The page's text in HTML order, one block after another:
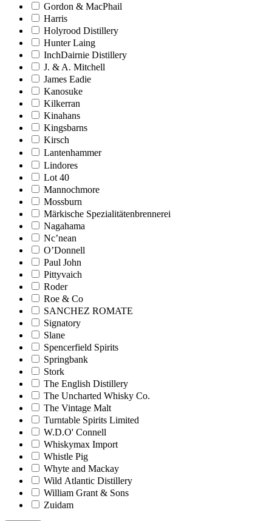
Gordon & MacPhail
Harris
Holyrood Distillery
Hunter Laing
InchDairnie Distillery
J. & A. Mitchell
James Eadie
Kanosuke
Kilkerran
Kinahans
Kingsbarns
Kirsch
Lantenhammer
Lindores
Lot 40
Mannochmore
Mossburn
Märkische Spezialitätenbrennerei
Nagahama
Nc’nean
O’Donnell
Paul John
Pittyvaich
Roder
Roe & Co
SANCHEZ ROMATE
Signatory
Slane
Spencerfield Spirits
Springbank
Stork
The English Distillery
The Uncharted Whisky Co.
The Vintage Malt
Turntable Spirits Limited
W.D.O' Connell
Whiskymax Import
Whistle Pig
Whyte and Mackay
Wild Atlantic Distillery
William Grant & Sons
Zuidam